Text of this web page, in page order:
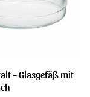
– Glasgefäß mit